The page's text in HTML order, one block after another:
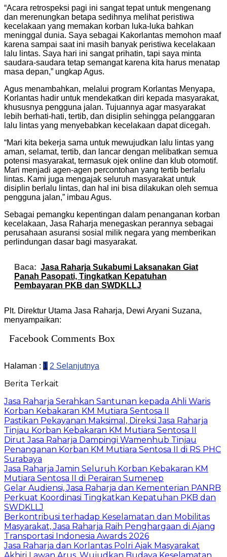
“Acara retrospeksi pagi ini sangat tepat untuk mengenang
dan merenungkan betapa sedihnya melihat peristiwa
kecelakaan yang memakan korban luka-luka bahkan
meninggal dunia. Saya sebagai Kakorlantas memohon maaf
karena sampai saat ini masih banyak peristiwa kecelakaan
lalu lintas. Saya hari ini sangat prihatin, tapi saya minta
saudara-saudara tetap semangat karena kita harus menatap
masa depan,” ungkap Agus.
Agus menambahkan, melalui program Korlantas Menyapa,
Korlantas hadir untuk mendekatkan diri kepada masyarakat,
khususnya pengguna jalan. Tujuannya agar masyarakat
lebih berhati-hati, tertib, dan disiplin sehingga pelanggaran
lalu lintas yang menyebabkan kecelakaan dapat dicegah.
“Mari kita bekerja sama untuk mewujudkan lalu lintas yang
aman, selamat, tertib, dan lancar dengan melibatkan semua
potensi masyarakat, termasuk ojek online dan klub otomotif.
Mari menjadi agen-agen percontohan yang tertib berlalu
lintas. Kami juga mengajak seluruh masyarakat untuk
disiplin berlalu lintas, dan hal ini bisa dilakukan oleh semua
pengguna jalan,” imbau Agus.
Sebagai pemangku kepentingan dalam penanganan korban
kecelakaan, Jasa Raharja menegaskan perannya sebagai
perusahaan asuransi sosial milik negara yang memberikan
perlindungan dasar bagi masyarakat.
Baca: Jasa Raharja Sukabumi Laksanakan Giat
Panah Pasopati, Tingkatkan Kepatuhan
Pembayaran PKB dan SWDKLLJ
Plt. Direktur Utama Jasa Raharja, Dewi Aryani Suzana,
menyampaikan:
Facebook Comments Box
Halaman : 1 2 Selanjutnya
Berita Terkait
Jasa Raharja Serahkan Santunan kepada Ahli Waris
Korban Kebakaran KM Mutiara Sentosa II
Pastikan Pekayanan Maksimal, Direksi Jasa Raharja
Tinjau Korban Kebakaran KM Mutiara Sentosa II
Dirut Jasa Raharja Dampingi Wamenhub Tinjau
Penanganan Korban KM Mutiara Sentosa II di RS PHC
Surabaya
Jasa Raharja Jamin Seluruh Korban Kebakaran KM
Mutiara Sentosa II di Perairan Sumenep
Gelar Audiensi, Jasa Raharja dan Kementerian PANRB
Perkuat Koordinasi Tingkatkan Kepatuhan PKB dan
SWDKLLJ
Berkontribusi terhadap Keselamatan dan Mobilitas
Masyarakat, Jasa Raharja Raih Penghargaan di Ajang
Transportasi Indonesia Awards 2026
Jasa Raharja dan Korlantas Polri Ajak Masyarakat